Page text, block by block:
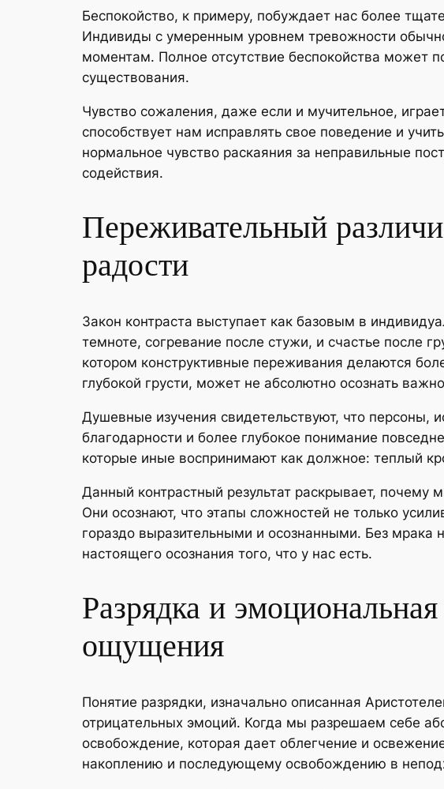
Беспокойство, к примеру, побуждает нас более
Индивиды с умеренным уровнем тревожности
моментам. Полное отсутствие беспокойства может
существования.
Чувство сожаления, даже если и мучительное,
способствует нам исправлять свое поведение и
нормальное чувство раскаяния за неправильные
содействия.
Переживательный
радости
Закон контраста выступает как базовым в
темноте, согревание после стужи, и счастье после
котором конструктивные переживания делаются
глубокой грусти, может не абсолютно осознать
Душевные изучения свидетельствуют, что
благодарности и более глубокое понимание
которые иные воспринимают как должное: теплый
Данный контрастный результат раскрывает,
Они осознают, что этапы сложностей не только
гораздо выразительными и осознанными. Без мрака
настоящего осознания того, что у нас есть.
Разрядка и
ощущения
Понятие разрядки, изначально описанная
отрицательных эмоций. Когда мы разрешаем себе
освобождение, которая дает облегчение и
накоплению и последующему освобождению в